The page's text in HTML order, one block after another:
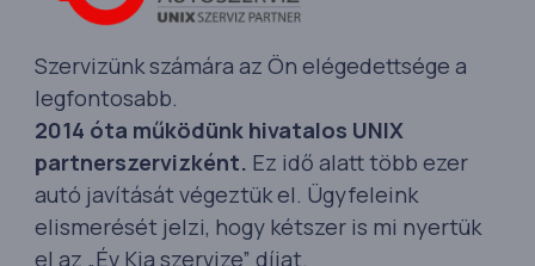
Szervizünk számára az Ön elégedettsége a
legfontosabb.
2014 óta működünk hivatalos UNIX
partnerszervizként. Ez idő alatt több ezer
autó javítását végeztük el. Ügyfeleink
elismerését jelzi, hogy kétszer is mi nyertük
el az „Év Kia szervize” díjat.